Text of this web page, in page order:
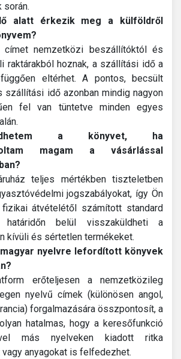
során.
alatt érkezik meg a külföldről
nemzetközi beszállítóktól és
raktárakból hoznak, a szállítási idő a
eltérhet. A pontos, becsült
szállítási idő azonban mindig nagyon
fel van tüntetve minden egyes
a könyvet, ha
magam a vásárlással
teljes mértékben tiszteletben
jogszabályokat, így Ön
átvételétől számított standard
határidőn belül visszaküldheti a
kívüli és sértetlen termékeket.
nyelvre lefordított könyvek
erőteljesen a nemzetközileg
nyelvű címek (különösen angol,
forgalmazására összpontosít, a
hatalmas, hogy a keresőfunkció
más nyelveken kiadott ritka
anyagokat is felfedezhet.